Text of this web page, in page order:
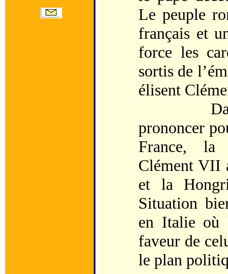
Le peuple
français et
force les
sortis de
élisent
Dans
prononcer
France, la
Clément VII
et la
Situation
en Italie où
faveur de
le plan